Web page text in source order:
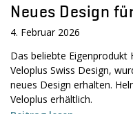
Neues Design
4. Februar 2026
Das beliebte
Veloplus Swiss Design,
neues Design erhalten.
Veloplus erhältlich.